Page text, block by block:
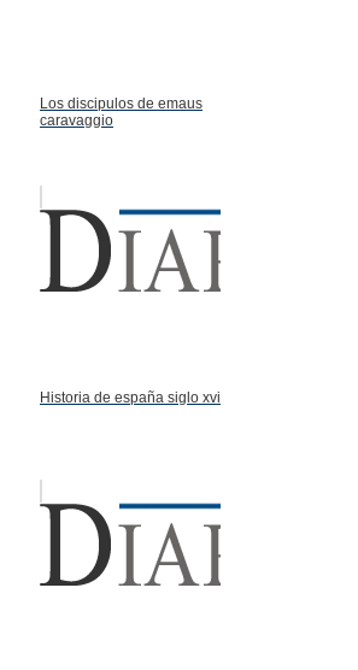
Los discipulos de emaus
caravaggio
Historia de españa siglo xvi